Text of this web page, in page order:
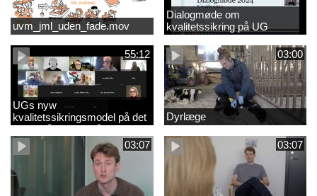
uvm_jml_uden_fade.mov
Dialogmøde om
kvalitetssikring på UG
55:12
UGs nyw
kvalitetssikringsmodel på det
videregående område
03:00
Dyrlæge
03:07 03:07